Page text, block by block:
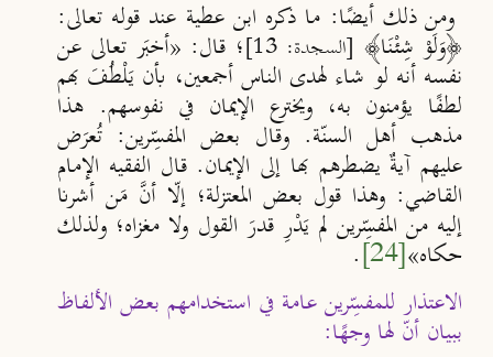
ومن ذلك أيضًا: ما ذكره ابن عطية عند قوله تعالى:
﴿وَلَوْ شِئْنَا﴾ [السجدة: 13] ؛ قال: «أخبَر تعالى عن
نفسه أنه لو شاء لهدى الناس أجمعين، بأن يَلْطُفَ بهم
لطفًا يؤمنون به، ويخترع الإيمان في نفوسهم. هذا
مذهب أهل السنة. وقال بعض المفسِرين: تُعرَض
عليهم آيةٌ يضطرهم بها إلى الإيمان. قال الفقيه الإمام
القاضي: وهذا قول بعض المعتزلة؛ إل ا أن َ مَن أشرنا
إليه من المفسِرين لم يَدْرِ قدرَ القول ولا مغزاه؛ ولذلك
حكاه»[24]
.
الاعتذار للمفسِّرين عامة في استخدامهم بعض الألفاظ
ببيان أنّ لها وجهًا: